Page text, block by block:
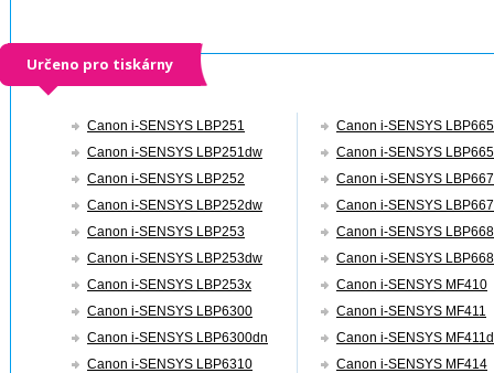
Určeno pro tiskárny
Canon i-SENSYS LBP251
Canon i-SENSYS LBP251dw
Canon i-SENSYS LBP252
Canon i-SENSYS LBP252dw
Canon i-SENSYS LBP253
Canon i-SENSYS LBP253dw
Canon i-SENSYS LBP253x
Canon i-SENSYS LBP6300
Canon i-SENSYS LBP6300dn
Canon i-SENSYS LBP6310
Canon i-SENSYS
Canon i-SENSYS
Canon i-SENSYS
Canon i-SENSYS
Canon i-SENSYS
Canon i-SENSYS
Canon i-SENSYS MF410
Canon i-SENSYS MF411
Canon i-SENSYS
Canon i-SENSYS MF414